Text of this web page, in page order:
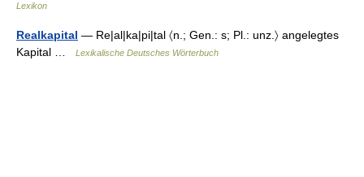
Lexikon
Realkapital — Re|al|ka|pi|tal 〈n.; Gen.: s; Pl.: unz.〉 angelegtes
Kapital …
Lexikalische Deutsches Wörterbuch